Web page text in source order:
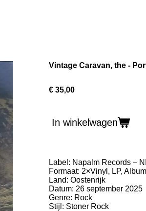
Vintage Caravan, the -
€ 35,00
In winkelwagen
Label: Napalm Records ‎–
Formaat: 2×Vinyl, LP, Album
Land: Oostenrijk
Datum: 26 september 2025
Genre: Rock
Stijl: Stoner Rock